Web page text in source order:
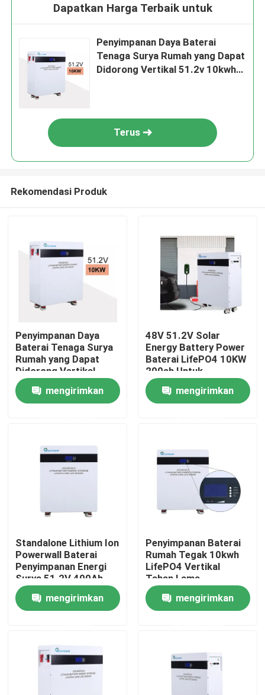
Rumah
Produk
Tentang kami
Kontrol kualitas
Hubungi kami
Permintaan Penawaran
Tenaga Baterai Tenaga Surya
Dapatkan Harga Terbaik untuk
Penyimpanan Daya Baterai
Tenaga Surya Rumah yang Dapat
Didorong Vertikal 51.2v 10kwh
Terus
Rekomendasi Produk
Penyimpanan Daya
Baterai Tenaga Surya
Rumah yang Dapat
Didorong Vertikal
51.2v 10kwh 200Ah
mengirimkan
48V 51.2V Solar
Energy Battery Power
Baterai LifePO4 10KW
200ah Untuk
Penggunaan Rumah
mengirimkan
Standalone Lithium Ion
Powerwall Baterai
Penyimpanan Energi
Surya 51.2V 400Ah
mengirimkan
Penyimpanan Baterai
Rumah Tegak 10kwh
LifePO4 Vertikal
Tahan Lama
mengirimkan